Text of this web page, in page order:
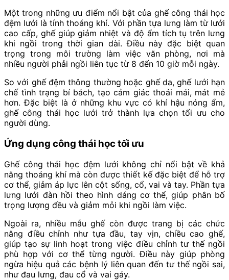
Một trong những ưu điểm nổi bật của ghế công thái học
đệm lưới là tính thoáng khí. Với phần tựa lưng làm từ lưới
cao cấp, ghế giúp giảm nhiệt và độ ẩm tích tụ trên lưng
khi ngồi trong thời gian dài. Điều này đặc biệt quan
trọng trong môi trường làm việc văn phòng, nơi mà
nhiều người phải ngồi liên tục từ 8 đến 10 giờ mỗi ngày.
So với ghế đệm thông thường hoặc ghế da, ghế lưới hạn
chế tình trạng bí bách, tạo cảm giác thoải mái, mát mẻ
hơn. Đặc biệt là ở những khu vực có khí hậu nóng ẩm,
ghế công thái học lưới trở thành lựa chọn tối ưu cho
người dùng.
Ứng dụng công thái học tối ưu
Ghế công thái học đệm lưới không chỉ nổi bật về khả
năng thoáng khí mà còn được thiết kế đặc biệt để hỗ trợ
cơ thể, giảm áp lực lên cột sống, cổ, vai và tay. Phần tựa
lưng lưới đàn hồi theo hình dáng cơ thể, giúp phân bố
trọng lượng đều và giảm mỏi khi ngồi làm việc.
Ngoài ra, nhiều mẫu ghế còn được trang bị các chức
năng điều chỉnh như tựa đầu, tay vịn, chiều cao ghế,
giúp tạo sự linh hoạt trong việc điều chỉnh tư thế ngồi
phù hợp với cơ thể từng người. Điều này giúp phòng
ngừa hiệu quả các bệnh lý liên quan đến tư thế ngồi sai,
như đau lưng, đau cổ và vai gáy.